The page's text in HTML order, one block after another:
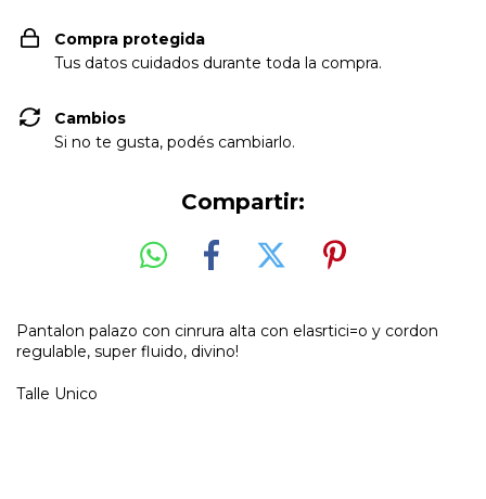
Compra protegida
Tus datos cuidados durante toda la compra.
Cambios
Si no te gusta, podés cambiarlo.
Compartir:
Pantalon palazo con cinrura alta con elasrtici=o y cordon
regulable, super fluido, divino!
Talle Unico